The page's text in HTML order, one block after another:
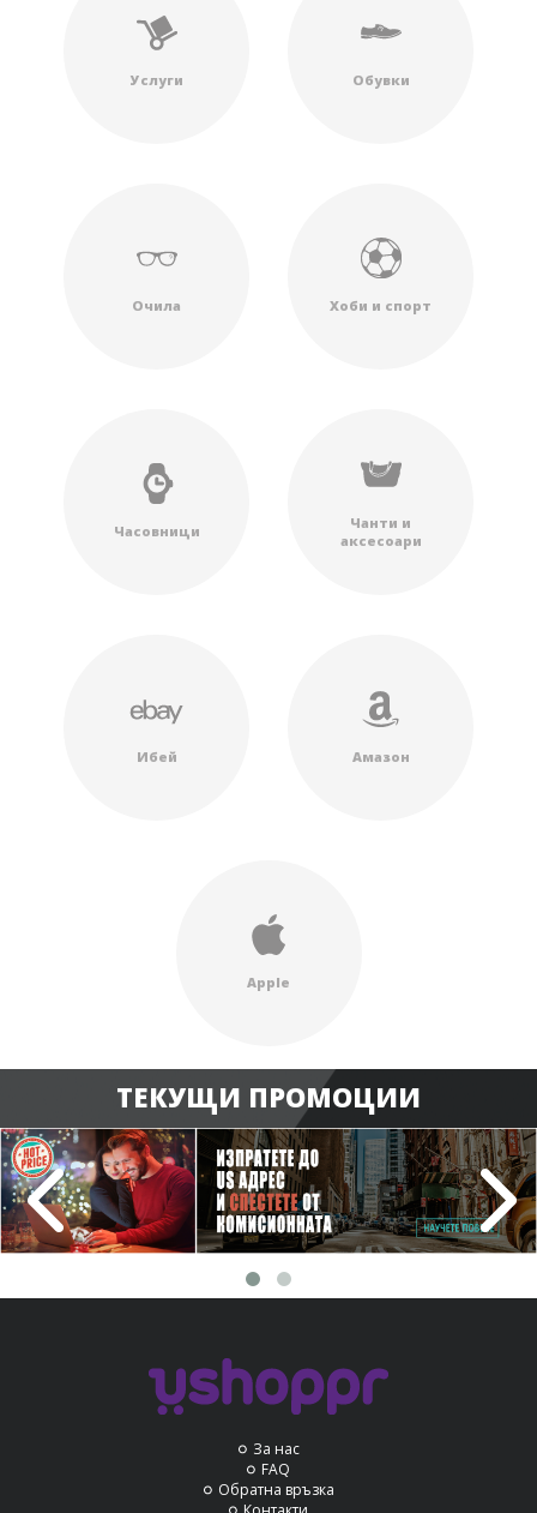
Услуги Обувки
Очила Хоби и спорт
Часовници
Чанти и
аксесоари
Ибей Амазон
Apple
ТЕКУЩИ ПРОМОЦИИ
За нас
FAQ
Обратна връзка